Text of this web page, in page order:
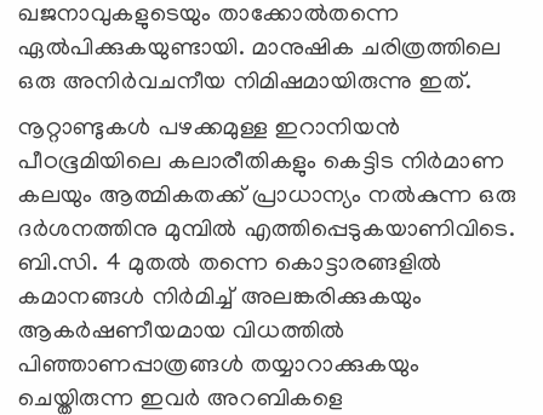
ഖജനാവുകളുടെയും താക്കോൽതന്നെ
ഏൽപിക്കുകയുണ്ടായി. മാനുഷിക ചരിത്രത്തിലെ
ഒരു അനിർവചനീയ നിമിഷമായിരുന്നു ഇത്‌.
നൂറ്റാണ്ടുകൾ പഴക്കമുള്ള ഇറാനിയൻ
പീഠഭൂമിയിലെ കലാരീതികളും കെട്ടിട നിർമാണ
കലയും ആത്മികതക്ക്‌ പ്രാധാന്യം നൽകുന്ന ഒരു
ദർശനത്തിനു മുമ്പിൽ എത്തിപ്പെടുകയാണിവിടെ.
ബി.സി. 4 മുതൽ തന്നെ കൊട്ടാരങ്ങളിൽ
കമാനങ്ങൾ നിർമിച്ച്‌ അലങ്കരിക്കുകയും
ആകർഷണീയമായ വിധത്തിൽ
പിഞ്ഞാണപ്പാത്രങ്ങൾ തയ്യാറാക്കുകയും
ചെയ്തിരുന്ന ഇവർ അറബികളെ